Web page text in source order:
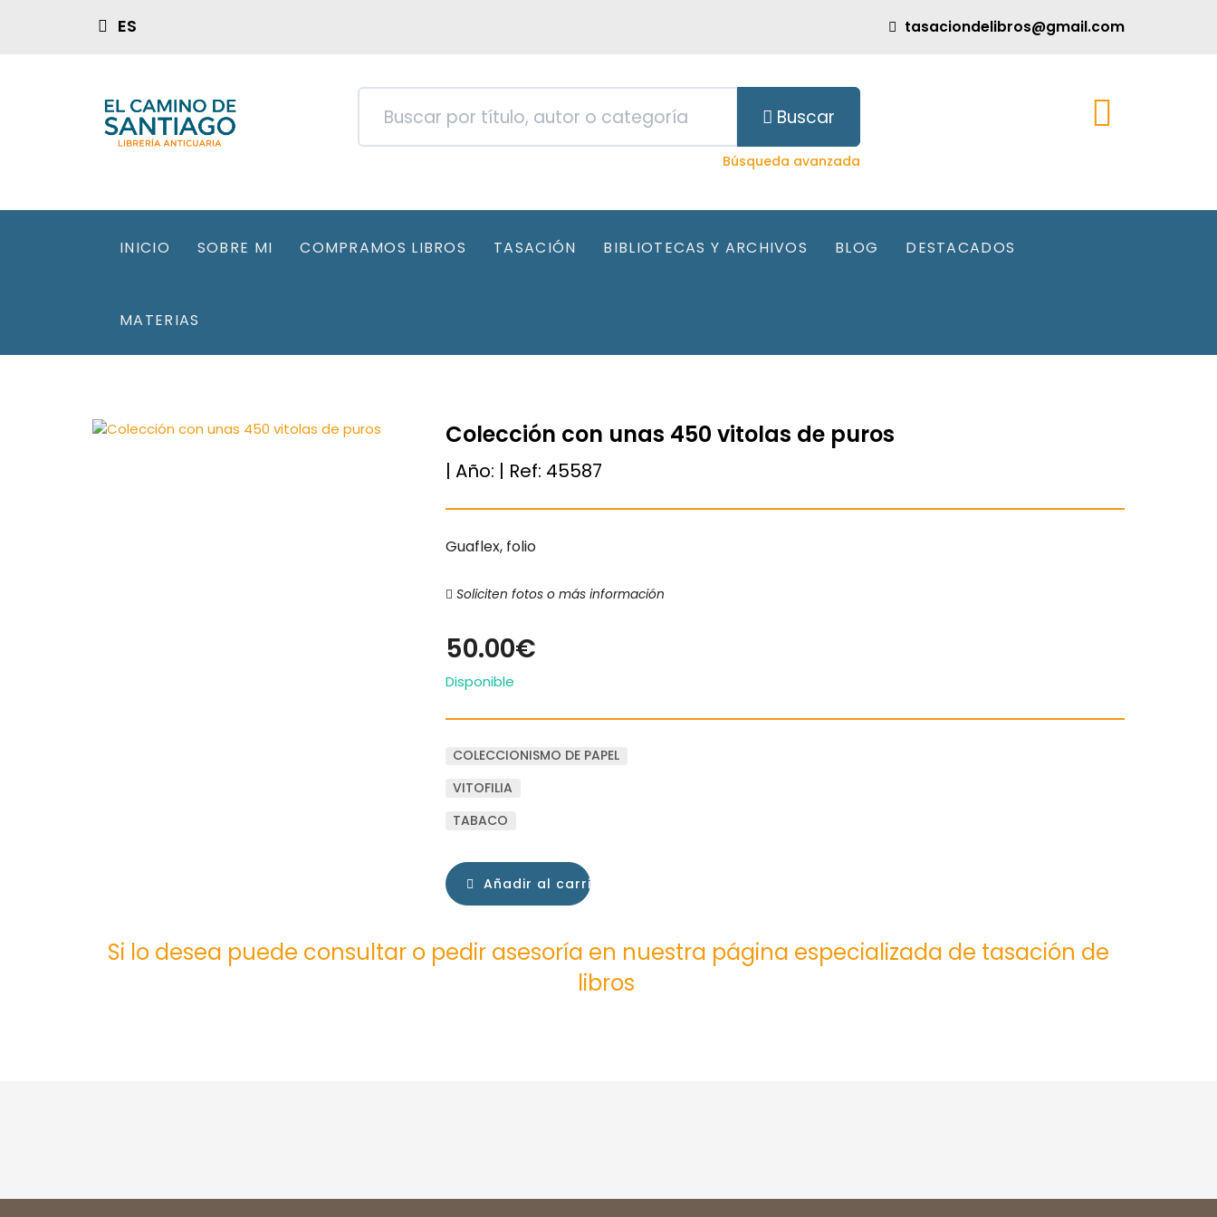
ES tasaciondelibros@gmail.com
Buscar
Búsqueda avanzada
INICIO SOBRE MI COMPRAMOS LIBROS TASACIÓN BIBLIOTECAS Y ARCHIVOS BLOG DESTACADOS
MATERIAS
Colección con unas 450 vitolas de puros
| Año: | Ref: 45587
Guaflex, folio
Soliciten fotos o más información
50.00€
Disponible
COLECCIONISMO DE PAPEL
VITOFILIA
TABACO
Añadir al carrito
Si lo desea puede consultar o pedir asesoría en nuestra página especializada de tasación de
libros